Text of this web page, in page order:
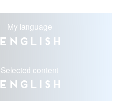
My language
English
Selected content
English